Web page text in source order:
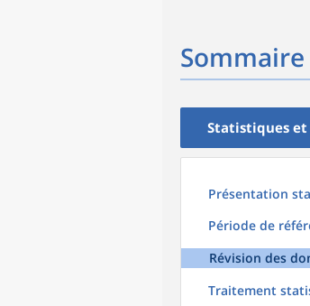
Sommaire
Statistiques et
Présentation
Période de
Révision des
Traitement